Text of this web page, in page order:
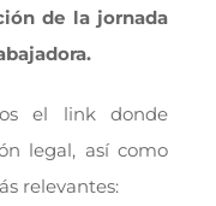
de la jornada
el link donde
legal, así como
relevantes: